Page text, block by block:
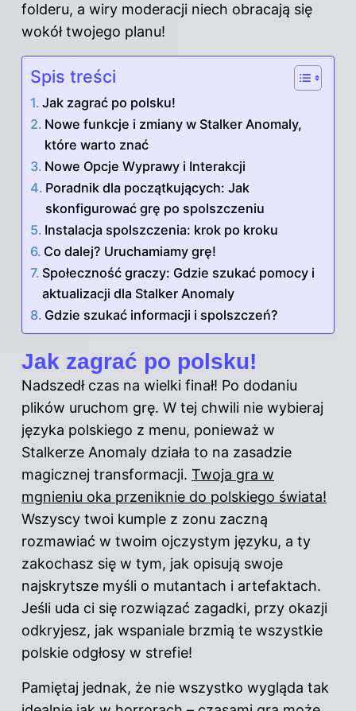
folderu, a wiry moderacji niech obracają się
wokół twojego planu!
Spis treści
Jak zagrać po polsku!
Nowe funkcje i zmiany w Stalker Anomaly,
które warto znać
Nowe Opcje Wyprawy i Interakcji
Poradnik dla początkujących: Jak
skonfigurować grę po spolszczeniu
Instalacja spolszczenia: krok po kroku
Co dalej? Uruchamiamy grę!
Społeczność graczy: Gdzie szukać pomocy i
aktualizacji dla Stalker Anomaly
Gdzie szukać informacji i spolszczeń?
Jak zagrać po polsku!
Nadszedł czas na wielki finał! Po dodaniu
plików uruchom grę. W tej chwili nie wybieraj
języka polskiego z menu, ponieważ w
Stalkerze Anomaly działa to na zasadzie
magicznej transformacji. Twoja gra w
mgnieniu oka przeniknie do polskiego świata!
Wszyscy twoi kumple z zonu zaczną
rozmawiać w twoim ojczystym języku, a ty
zakochasz się w tym, jak opisują swoje
najskrytsze myśli o mutantach i artefaktach.
Jeśli uda ci się rozwiązać zagadki, przy okazji
odkryjesz, jak wspaniale brzmią te wszystkie
polskie odgłosy w strefie!
Pamiętaj jednak, że nie wszystko wygląda tak